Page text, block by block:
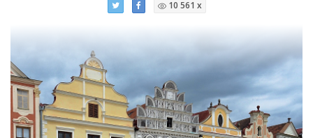
10 561 x